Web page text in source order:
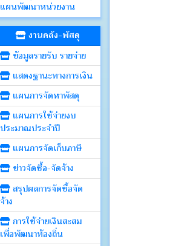
แผนพัฒนาหน่วยงาน
งานคลัง-พัสดุ
ข้อมูลรายรับ รายจ่าย
แสดงฐานะทางการเงิน
แผนการจัดหาพัสดุ
แผนการใช้จ่ายงบ
ประมาณประจำปี
แผนการจัดเก็บภาษี
ข่าวจัดซื้อ-จัดจ้าง
สรุปผลการจัดซื้อจัด
จ้าง
การใช้จ่ายเงินสะสม
เพื่อพัฒนาท้องถิ่น